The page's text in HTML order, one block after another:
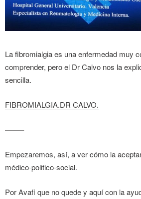
La fibromialgia es una enfermedad muy
comprender, pero el Dr Calvo nos la
sencilla.
FIBROMIALGIA.DR CALVO.
——–
Empezaremos, así, a ver cómo la
médico-politico-social.
Por Avafi que no quede y aquí con la